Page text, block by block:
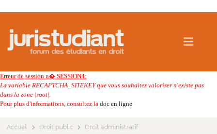
Erreur de session n� SESSION4:
La variable RECAPTCHA_SITEKEY que vous souhaitez valoriser n'existe pas
dans la zone |root|.
Pour plus d'informations, consultez la doc en ligne
Accueil Droit public Droit administratif